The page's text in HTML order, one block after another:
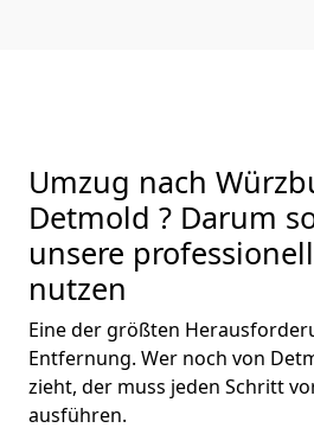
Umzug nach
Detmold ? Darum
unsere
nutzen
Eine der größten
Entfernung. Wer noch von
zieht, der muss jeden Schritt
ausführen.